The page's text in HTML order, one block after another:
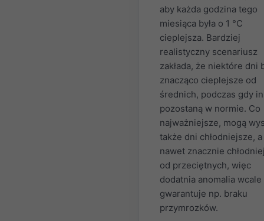
aby każda godzina tego
miesiąca była o 1 °C
cieplejsza. Bardziej
realistyczny scenariusz
zakłada, że niektóre dni
znacząco cieplejsze od
średnich, podczas gdy
pozostaną w normie. Co
najważniejsze, mogą
także dni chłodniejsze, a
nawet znacznie
od przeciętnych, więc
dodatnia anomalia
gwarantuje np. braku
przymrozków.